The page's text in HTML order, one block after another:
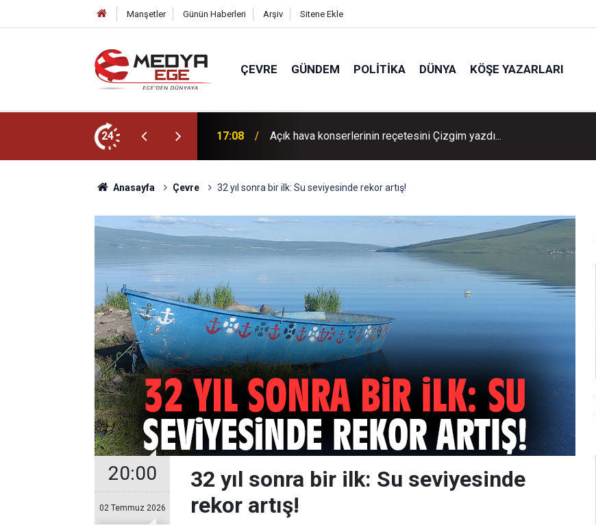
Manşetler Günün Haberleri Arşiv Sitene Ekle
ÇEVRE GÜNDEM POLITIKA DÜNYA KÖŞE YAZARLARI
24 17:00 Anız yangını köyleri alarma geçirdi
Anasayfa Çevre 32 yıl sonra bir ilk: Su seviyesinde rekor artış!
20:00
02 Temmuz 2026
32 yıl sonra bir ilk: Su seviyesinde
rekor artış!